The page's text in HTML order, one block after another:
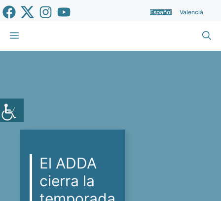
Saltar
al
contenido
Español Valencià
Menú
El ADDA
cierra la